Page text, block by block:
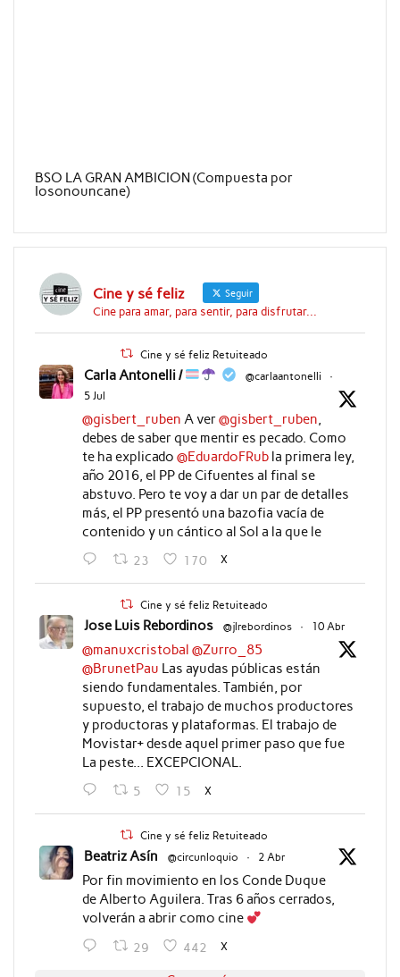
BSO LA GRAN AMBICION (Compuesta por
Iosonouncane)
Cine y sé feliz Seguir
Cine para amar, para sentir, para disfrutar...
Cine y sé feliz Retuiteado
Carla Antonelli / @carlaantonelli
·
5 Jul
@gisbert_ruben A ver@gisbert_ruben,
debes de saber que mentir es pecado. Como
te ha explicado @EduardoFRubla primera ley,
año 2016, el PP de Cifuentes al final se
abstuvo. Pero te voy a dar un par de detalles
más, el PP presentó una bazofia vacía de
contenido y un cántico al Sol a la que le
23 170 X
Cine y sé feliz Retuiteado
Jose Luis Rebordinos @jlrebordinos · 10 Abr
@manuxcristobal @Zurro_85
@BrunetPau Las ayudas públicas están
siendo fundamentales. También, por
supuesto, el trabajo de muchos productores
y productoras y plataformas. El trabajo de
Movistar+ desde aquel primer paso que fue
La peste... EXCEPCIONAL.
5 15 X
Cine y sé feliz Retuiteado
Beatriz Asín @circunloquio · 2 Abr
Por fin movimiento en los Conde Duque
de Alberto Aguilera. Tras 6 años cerrados,
volverán a abrir como cine
29 442 X